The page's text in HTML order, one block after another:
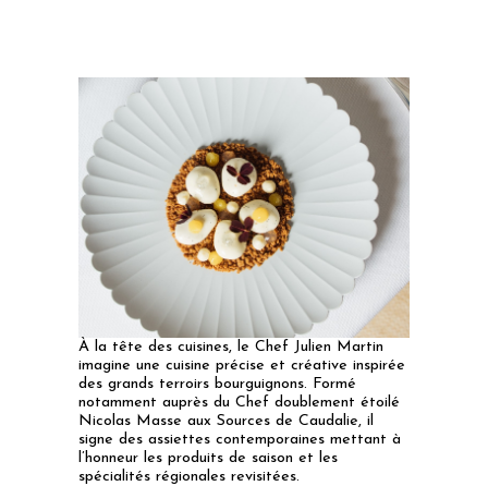
À la tête des cuisines, le Chef Julien Martin
imagine une cuisine précise et créative inspirée
des grands terroirs bourguignons. Formé
notamment auprès du Chef doublement étoilé
Nicolas Masse aux Sources de Caudalie, il
signe des assiettes contemporaines mettant à
l’honneur les produits de saison et les
spécialités régionales revisitées.